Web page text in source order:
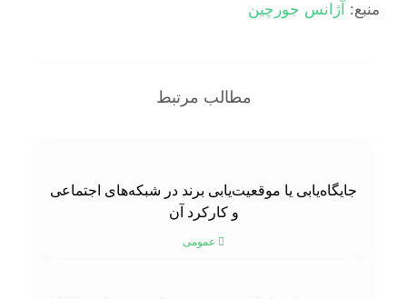
منبع:آژانس جورچین
مطالب مرتبط
جایگاه‌یابی یا موقعیت‌یابی برند در شبکه‌های اجتماعی
و کارکرد آن
عمومی